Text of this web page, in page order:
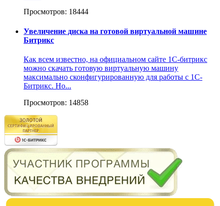
Просмотров: 18444
Увеличение диска на готовой виртуальной машине
Битрикс
Как всем известно, на официальном сайте 1С-битрикс
можно скачать готовую виртуальную машину
максимально сконфигурированную для работы с 1С-
Битрикс. Но...
Просмотров: 14858